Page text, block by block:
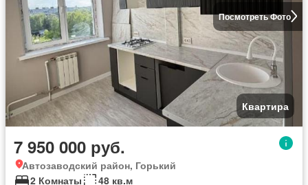
Посмотреть Фото
Квартира
7 950 000 руб.
Автозаводский район, Горький
2 Комнаты
48 кв.м